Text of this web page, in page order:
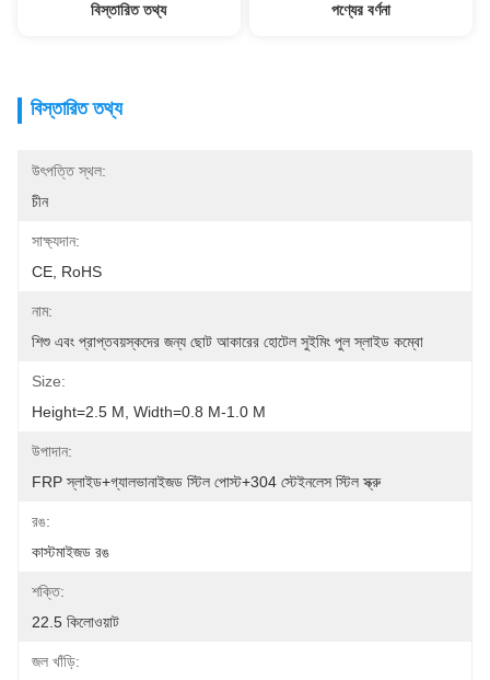
বিস্তারিত তথ্য পণ্যের বর্ণনা
বিস্তারিত তথ্য
উৎপত্তি স্থল:
চীন
সাক্ষ্যদান:
CE, RoHS
নাম:
শিশু এবং প্রাপ্তবয়স্কদের জন্য ছোট আকারের হোটেল সুইমিং পুল স্লাইড কম্বো
Size:
Height=2.5 M, Width=0.8 M-1.0 M
উপাদান:
FRP স্লাইড+গ্যালভানাইজড স্টিল পোস্ট+304 স্টেইনলেস স্টিল স্ক্রু
রঙ:
কাস্টমাইজড রঙ
শক্তি:
22.5 কিলোওয়াট
জল খাঁড়ি: